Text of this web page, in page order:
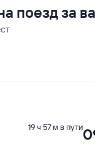
поезд за
19 ч 57 м в пути